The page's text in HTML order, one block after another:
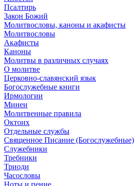
Псалтирь
Закон Божий
Молитвословы, каноны и акафисты
Молитвословы
Акафисты
Каноны
Молитвы в различных случаях
О молитве
Церковно-славянский язык
Богослужебные книги
Ирмологии
Минеи
Молитвенные правила
Октоих
Отдельные службы
Священное Писание (Богослужебные)
Служебники
Требники
Триоди
Часословы
Ноты и пение